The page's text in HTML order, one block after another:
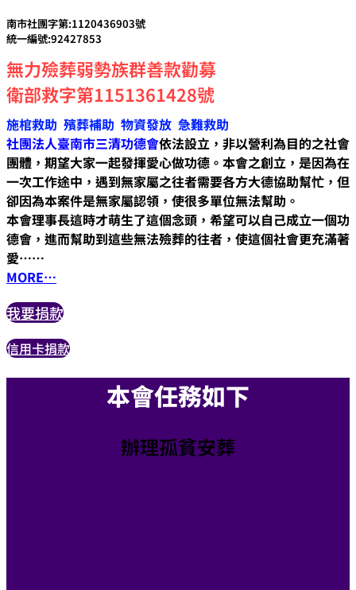
南市社團字第:1120436903號
統一編號:92427853
無力殮葬弱勢族群善款勸募
衛部救字第1151361428號
施棺救助 殯葬補助​ 物資發放 急難救助
社團法人臺南市三清功德會依法設立，非以營利為目的之社會
團體，期望大家一起發揮愛心做功德。本會之創立，是因為在
一次工作途中，遇到無家屬之往者需要各方大德協助幫忙，但
卻因為本案件是無家屬認領，使很多單位無法幫助。
本會理事長這時才萌生了這個念頭，希望可以自己成立一個功
德會，進而幫助到這些無法殮葬的往者，使這個社會更充滿著
愛……
MORE…
我要捐款
信用卡捐款
​本會任務如下
辦理孤貧安葬